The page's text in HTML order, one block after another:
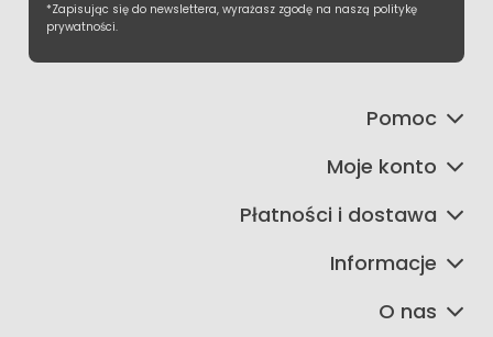
*Zapisując się do newslettera, wyrażasz zgodę na naszą politykę
prywatności.
Pomoc
Moje konto
Płatności i dostawa
Informacje
O nas